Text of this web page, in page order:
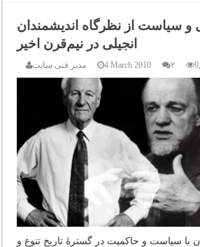
سیاست از نظرگاه اندیشمندان
انجیلی در نیم‌قرن اخیر
مدیر فنی سایت 4 March 2010 ۲
با سیاست و حاکمیت در گسترۀ تاریخ تنوع و